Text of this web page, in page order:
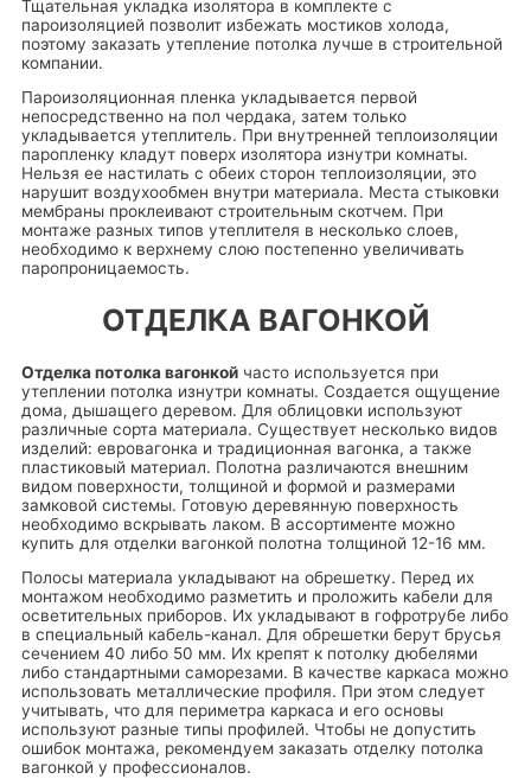
Тщательная укладка изолятора в комплекте с
пароизоляцией позволит избежать мостиков холода,
поэтому заказать утепление потолка лучше в строительной
компании.
Пароизоляционная пленка укладывается первой
непосредственно на пол чердака, затем только
укладывается утеплитель. При внутренней теплоизоляции
паропленку кладут поверх изолятора изнутри комнаты.
Нельзя ее настилать с обеих сторон теплоизоляции, это
нарушит воздухообмен внутри материала. Места стыковки
мембраны проклеивают строительным скотчем. При
монтаже разных типов утеплителя в несколько слоев,
необходимо к верхнему слою постепенно увеличивать
паропроницаемость.
ОТДЕЛКА ВАГОНКОЙ
Отделка потолка вагонкой часто используется при
утеплении потолка изнутри комнаты. Создается ощущение
дома, дышащего деревом. Для облицовки используют
различные сорта материала. Существует несколько видов
изделий: евровагонка и традиционная вагонка, а также
пластиковый материал. Полотна различаются внешним
видом поверхности, толщиной и формой и размерами
замковой системы. Готовую деревянную поверхность
необходимо вскрывать лаком. В ассортименте можно
купить для отделки вагонкой полотна толщиной 12-16 мм.
Полосы материала укладывают на обрешетку. Перед их
монтажом необходимо разметить и проложить кабели для
осветительных приборов. Их укладывают в гофротрубе либо
в специальный кабель-канал. Для обрешетки берут брусья
сечением 40 либо 50 мм. Их крепят к потолку дюбелями
либо стандартными саморезами. В качестве каркаса можно
использовать металлические профиля. При этом следует
учитывать, что для периметра каркаса и его основы
используют разные типы профилей. Чтобы не допустить
ошибок монтажа, рекомендуем заказать отделку потолка
вагонкой у профессионалов.